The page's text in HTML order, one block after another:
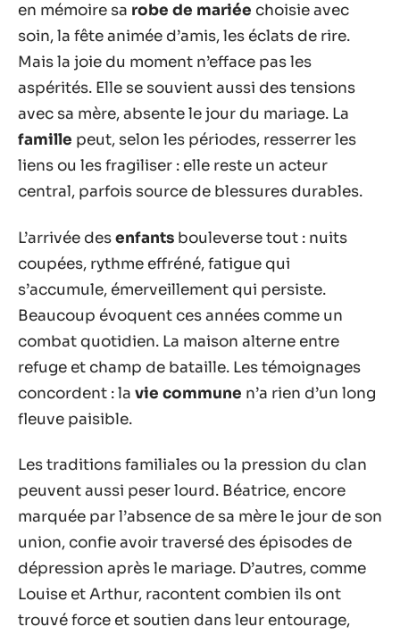
en mémoire sa robe de mariée choisie avec
soin, la fête animée d’amis, les éclats de rire.
Mais la joie du moment n’efface pas les
aspérités. Elle se souvient aussi des tensions
avec sa mère, absente le jour du mariage. La
famille peut, selon les périodes, resserrer les
liens ou les fragiliser : elle reste un acteur
central, parfois source de blessures durables.
L’arrivée desenfants bouleverse tout : nuits
coupées, rythme effréné, fatigue qui
s’accumule, émerveillement qui persiste.
Beaucoup évoquent ces années comme un
combat quotidien. La maison alterne entre
refuge et champ de bataille. Les témoignages
concordent : la vie commune n’a rien d’un long
fleuve paisible.
Les traditions familiales ou la pression du clan
peuvent aussi peser lourd. Béatrice, encore
marquée par l’absence de sa mère le jour de son
union, confie avoir traversé des épisodes de
dépression après le mariage. D’autres, comme
Louise et Arthur, racontent combien ils ont
trouvé force et soutien dans leur entourage,